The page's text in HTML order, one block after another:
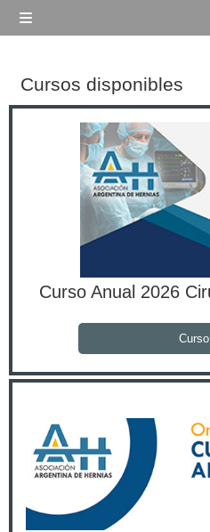
Cursos disponibles
Curso